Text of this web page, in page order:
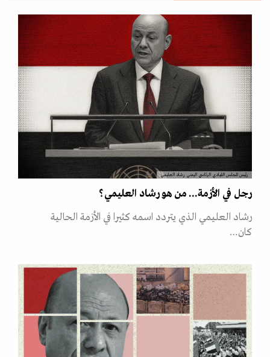
رئيس المجلس القيادي الرئاسي اليمني رشاد العليمي
رجل في الأزمة... من هو رشاد العليمي؟
رشاد العليمي الذي يتردد اسمه كثيرا في الأزمة الحالية
كان…